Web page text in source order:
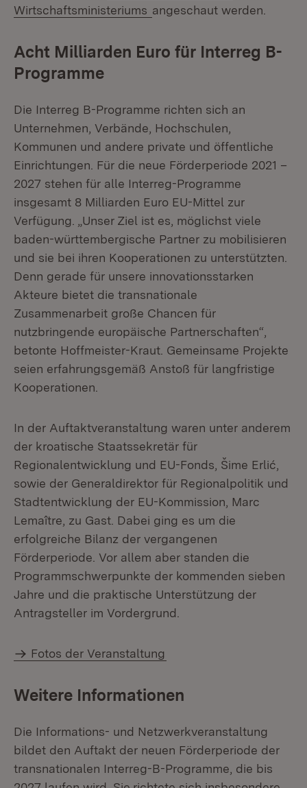
Wirtschaftsministeriums (Öffnet in neuem Fenster)
angeschaut werden.
Acht Milliarden Euro für Interreg B-
Programme
Die Interreg B-Programme richten sich an
Unternehmen, Verbände, Hochschulen,
Kommunen und andere private und öffentliche
Einrichtungen. Für die neue Förderperiode 2021 –
2027 stehen für alle Interreg-Programme
insgesamt 8 Milliarden Euro EU-Mittel zur
Verfügung. „Unser Ziel ist es, möglichst viele
baden-württembergische Partner zu mobilisieren
und sie bei ihren Kooperationen zu unterstützten.
Denn gerade für unsere innovationsstarken
Akteure bietet die transnationale
Zusammenarbeit große Chancen für
nutzbringende europäische Partnerschaften“,
betonte Hoffmeister-Kraut. Gemeinsame Projekte
seien erfahrungsgemäß Anstoß für langfristige
Kooperationen.
In der Auftaktveranstaltung waren unter anderem
der kroatische Staatssekretär für
Regionalentwicklung und EU-Fonds, Šime Erlić,
sowie der Generaldirektor für Regionalpolitik und
Stadtentwicklung der EU-Kommission, Marc
Lemaître, zu Gast. Dabei ging es um die
erfolgreiche Bilanz der vergangenen
Förderperiode. Vor allem aber standen die
Programmschwerpunkte der kommenden sieben
Jahre und die praktische Unterstützung der
Antragsteller im Vordergrund.
Fotos der Veranstaltung
Weitere Informationen
Die Informations- und Netzwerkveranstaltung
bildet den Auftakt der neuen Förderperiode der
transnationalen Interreg-B-Programme, die bis